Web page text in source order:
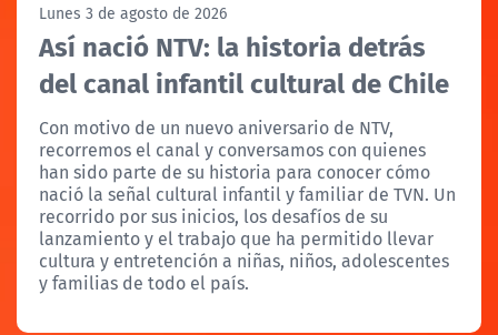
Lunes 3 de agosto de 2026
Así nació NTV: la historia detrás
del canal infantil cultural de Chile
Con motivo de un nuevo aniversario de NTV,
recorremos el canal y conversamos con quienes
han sido parte de su historia para conocer cómo
nació la señal cultural infantil y familiar de TVN. Un
recorrido por sus inicios, los desafíos de su
lanzamiento y el trabajo que ha permitido llevar
cultura y entretención a niñas, niños, adolescentes
y familias de todo el país.